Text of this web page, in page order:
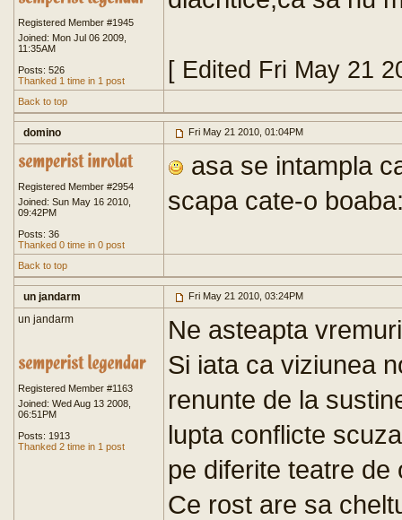
Registered Member #1945
Joined: Mon Jul 06 2009,
11:35AM
Posts: 526
Thanked 1 time in 1 post
[ Edited Fri May 21
Back to top
domino Fri May 21 2010, 01:04PM
Registered Member #2954
Joined: Sun May 16 2010,
09:42PM
Posts: 36
Thanked 0 time in 0 post
asa se intampla
scapa cate-o
Back to top
un jandarm Fri May 21 2010, 03:24PM
un jandarm
Registered Member #1163
Joined: Wed Aug 13 2008,
06:51PM
Posts: 1913
Thanked 2 time in 1 post
Ne asteapta
Si iata ca viziunea
renunte de la
lupta conflicte
pe diferite teatre de
Ce rost are sa